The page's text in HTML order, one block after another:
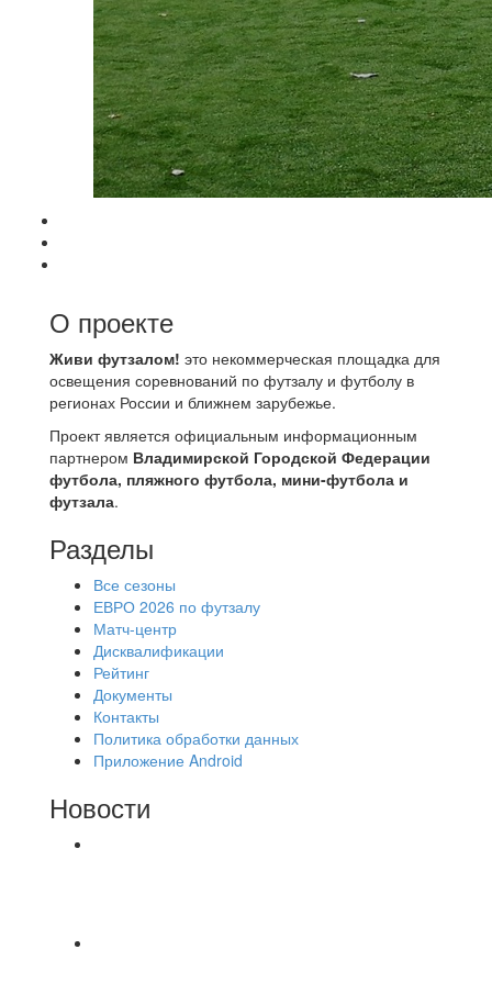
О проекте
Живи футзалом! это некоммерческая площадка для
освещения соревнований по футзалу и футболу в
регионах России и ближнем зарубежье.
Проект является официальным информационным
партнером Владимирской Городской Федерации
футбола, пляжного футбола, мини-футбола и
футзала.
Разделы
Все сезоны
ЕВРО 2026 по футзалу
Матч-центр
Дисквалификации
Рейтинг
Документы
Контакты
Политика обработки данных
Приложение Android
Новости